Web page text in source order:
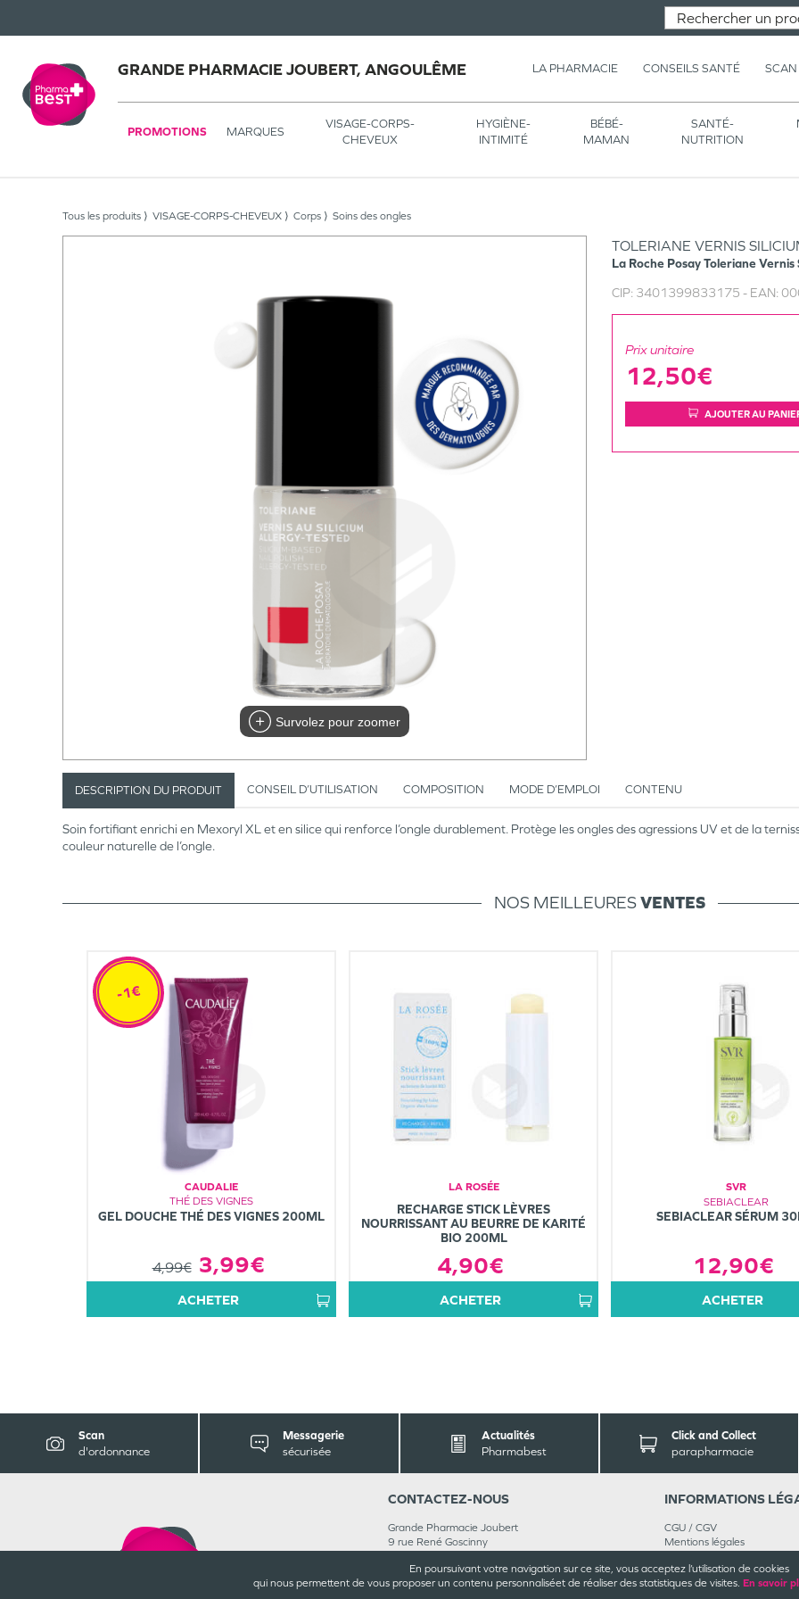
En poursuivant votre navigation sur ce site, vous acceptez l’utilisation de cookies
qui nous permettent de vous proposer un contenu personnaliséet de réaliser des statistiques de visites. En savoir
GRANDE PHARMACIE JOUBERT, ANGOULÊME LA PHARMACIE CONSEILS SANTÉ SCAN
PROMOTIONS MARQUES
VISAGE-CORPS-
CHEVEUX
HYGIÈNE-
INTIMITÉ
BÉBÉ-
MAMAN
SANTÉ-
NUTRITION
Tous les produits VISAGE-CORPS-CHEVEUX Corps Soins des ongles
Survolez pour zoomer
TOLERIANE VERNIS
La Roche PosayToleriane Vernis
CIP: 3401399833175 - EAN:
Prix unitaire
12,50€
AJOUTER AU
DESCRIPTION DU PRODUIT CONSEIL D’UTILISATION COMPOSITION MODE D’EMPLOI CONTENU
Soin fortifiant enrichi en Mexoryl XL et en silice qui renforce l’ongle durablement. Protège les ongles des agressions UV et de la
couleur naturelle de l’ongle.
NOS MEILLEURESVENTES
CAUDALIE
THÉ DES VIGNES
GEL DOUCHE THÉ DES VIGNES 200ML
4,99€ 3,99€
-1€
ACHETER
LA ROSÉE
RECHARGE STICK LÈVRES
NOURRISSANT AU BEURRE DE KARITÉ
BIO 200ML
4,90€
ACHETER
SVR
SEBIACLEAR
SEBIACLEAR SÉRUM
12,90€
ACHETER
Scan
d'ordonnance
Messagerie
sécurisée
Actualités
Pharmabest
Click and Collect
parapharmacie
CONTACTEZ-NOUS
Grande Pharmacie Joubert
9 rue René Goscinny
05 45 92 57 44
Rejoignez-nous
INFORMATIONS
CGU / CGV
Mentions légales
Cookies et confidentialité
Rappels de produits